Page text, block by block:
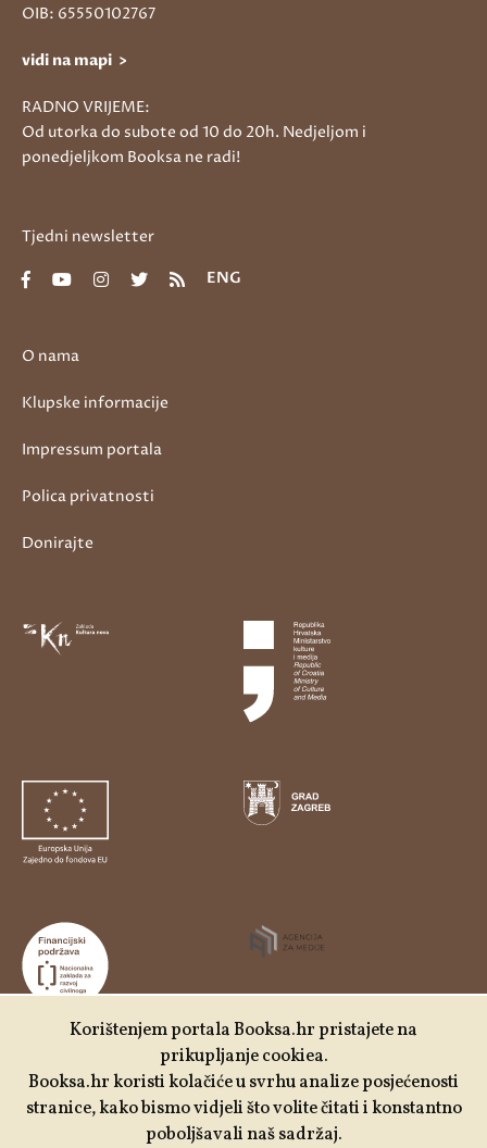
Udruga Kulturtreger je korisnik institucionalne podrške
Nacionalne zaklade za razvoj civilnoga društva za
stabilizaciju i/ili razvoj udruge u području demokratizacije i
O nama
Klupske informacije
Impressum portala
Polica privatnosti
Donirajte
OIB: 65550102767
vidi na mapi >
RADNO VRIJEME:
Od utorka do subote od 10 do 20h. Nedjeljom i
ponedjeljkom Booksa ne radi!
Tjedni newsletter
ENG
Korištenjem portala Booksa.hr pristajete na
prikupljanje cookiea.
Booksa.hr koristi kolačiće u svrhu analize posjećenosti
stranice, kako bismo vidjeli što volite čitati i konstantno
poboljšavali naš sadržaj.